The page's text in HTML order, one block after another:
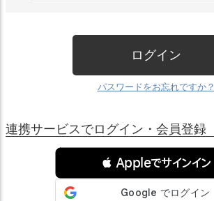
)
ログイン
パスワードをお忘れですか？
連携サービスでログイン・会員登録
 Appleでサインイン